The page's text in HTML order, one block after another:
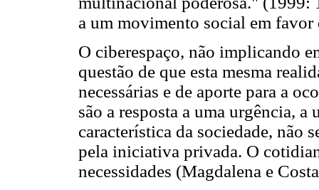
a um movimento social em
O ciberespaço, não implicando
questão de que esta mesma
necessárias e de aporte para a
são a resposta a uma urgência,
característica da sociedade, não
pela iniciativa privada. O
necessidades (Magdalena e